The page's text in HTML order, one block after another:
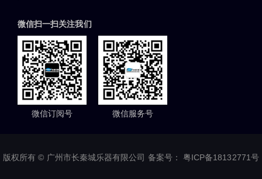
微信扫一扫关注我们
微信订阅号 微信服务号
版权所有 © 广州市长秦城乐器有限公司 备案号： 粤ICP备18132771号